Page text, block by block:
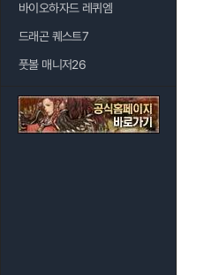
바이오하자드 레퀴엠
드래곤 퀘스트7
풋볼 매니저26